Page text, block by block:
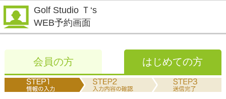
Golf Studio Ｔ‘s
WEB予約画面
会員の方 はじめての方